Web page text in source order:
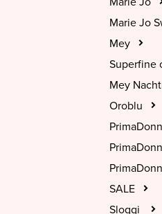
Marie Jo
Mey
Superfine
Mey
Oroblu
SALE
Sloggi